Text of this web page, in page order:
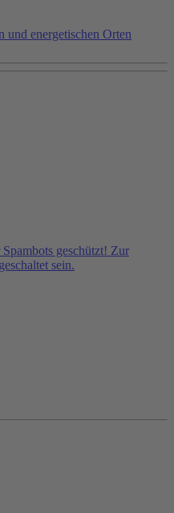
und energetischen Orten
geschützt! Zur
sein.